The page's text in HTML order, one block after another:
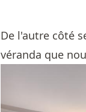
De l'autre côté
véranda que